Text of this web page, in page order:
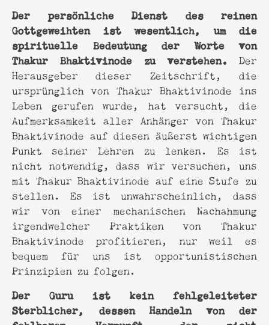
Der persönliche Dienst des reinen
Gottgeweihten ist wesentlich, um die
spirituelle Bedeutung der Worte von
Thakur Bhaktivinode zu verstehen. Der
Herausgeber dieser Zeitschrift, die
ursprünglich von Thakur Bhaktivinode ins
Leben gerufen wurde, hat versucht, die
Aufmerksamkeit aller Anhänger von Thakur
Bhaktivinode auf diesen äußerst wichtigen
Punkt seiner Lehren zu lenken. Es ist
nicht notwendig, dass wir versuchen, uns
mit Thakur Bhaktivinode auf eine Stufe zu
stellen. Es ist unwahrscheinlich, dass
wir von einer mechanischen Nachahmung
irgendwelcher Praktiken von Thakur
Bhaktivinode profitieren, nur weil es
bequem für uns ist opportunistischen
Prinzipien zu folgen.
Der Guru ist kein fehlgeleiteter
Sterblicher, dessen Handeln von der